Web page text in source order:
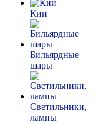
Кии
Бильярдные
шары
Светильники,
лампы